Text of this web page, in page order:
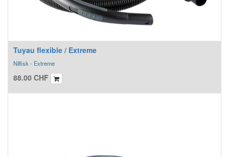
Tuyau flexible / Extreme
Nilfisk - Extreme
88.00 CHF